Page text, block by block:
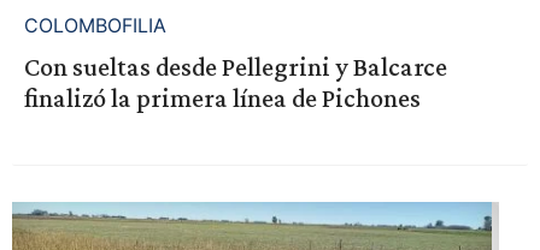
COLOMBOFILIA
Con sueltas desde Pellegrini y Balcarce
finalizó la primera línea de Pichones